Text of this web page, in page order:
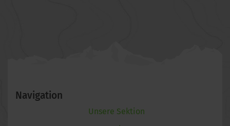
Navigation
Unsere Sektion